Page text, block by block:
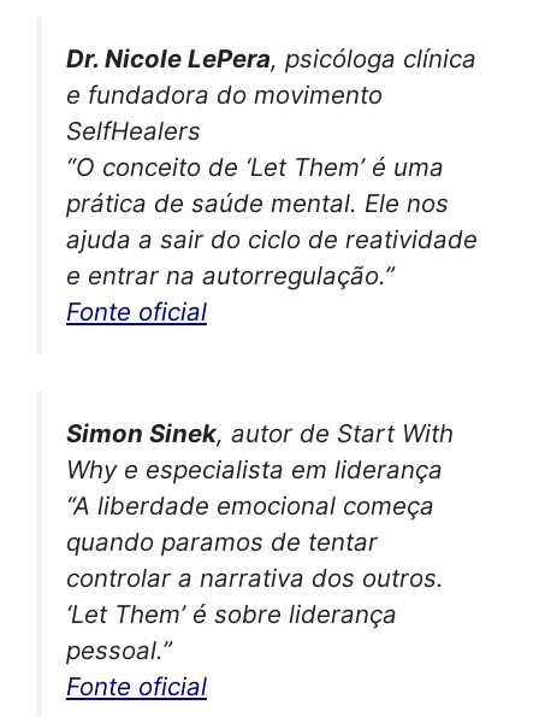
Dr. Nicole LePera, psicóloga clínica
e fundadora do movimento
SelfHealers
“O conceito de ‘Let Them’ é uma
prática de saúde mental. Ele nos
ajuda a sair do ciclo de reatividade
e entrar na autorregulação.”
Fonte oficial
Simon Sinek, autor de Start With
Whye especialista em liderança
“A liberdade emocional começa
quando paramos de tentar
controlar a narrativa dos outros.
‘Let Them’ é sobre liderança
pessoal.”
Fonte oficial